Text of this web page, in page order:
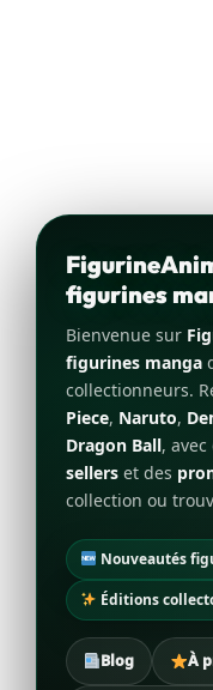
figurines
Bienvenue sur
figurines manga
collectionneurs.
Piece, Naruto,
Dragon Ball, avec
sellers et des
collection ou
Nouveautés
Éditions
Blog À